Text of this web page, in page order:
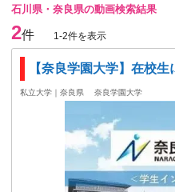
石川県・奈良県の動画検索結果
2件 1-2件を表示
【奈良学園大学】在校
私立大学｜奈良県 奈良学園大学